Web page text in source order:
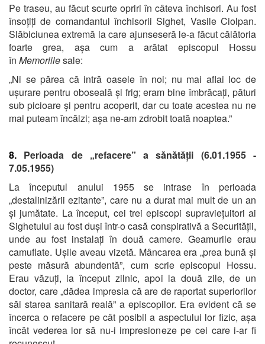
Pe traseu, au făcut scurte opriri în câteva închisori. Au fost
însoțiți de comandantul închisorii Sighet, Vasile Ciolpan.
Slăbiciunea extremă la care ajunseseră le-a făcut călătoria
foarte grea, așa cum a arătat episcopul Hossu
în Memoriilesale:
„Ni se părea că intră oasele în noi; nu mai aflai loc de
ușurare pentru oboseală și frig; eram bine îmbrăcați, pături
sub picioare și pentru acoperit, dar cu toate acestea nu ne
mai puteam încălzi; așa ne-am zdrobit toată noaptea.”
8. Perioada de „refacere” a sănătății (6.01.1955 -
7.05.1955)
La începutul anului 1955 se intrase în perioada
„destalinizării ezitante”, care nu a durat mai mult de un an
și jumătate. La început, cei trei episcopi supraviețuitori ai
Sighetului au fost duși într-o casă conspirativă a Securității,
unde au fost instalați în două camere. Geamurile erau
camuflate. Ușile aveau vizetă. Mâncarea era „prea bună și
peste măsură abundentă”, cum scrie episcopul Hossu.
Erau văzuți, la început zilnic, apoi la două zile, de un
doctor, care „dădea impresia că are de raportat superiorilor
săi starea sanitară reală” a episcopilor. Era evident că se
încerca o refacere pe cât posibil a aspectului lor fizic, așa
încât vederea lor să nu-i impresioneze pe cei care i-ar fi